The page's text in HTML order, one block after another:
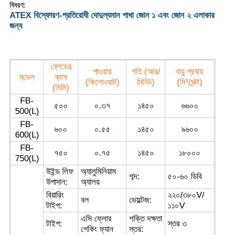
বিবরণ:
ATEX বিস্ফোরণ-প্রতিরোধী দোদুল্যমান পাখা জোন ১ এবং জোন ২ এলাকার
জন্য
মডেল
ব্লেডের
ব্যাস
(মিমি)
পাওয়ার
(কিলোওয়াট)
গতি (আর/
মিনিট)
বায়ু প্রবাহ
(মি³/ঘন্টা)
FB-
500(L)
৫০০ ০.৩৭ ১৪৫০
৬৬০০
FB-
600(L)
৬০০ ০.৫৫ ১৪৫০
৯৬০০
FB-
750(L)
৭৫০ ০.৭৫ ১৪৫০ ১৮০০০
উইন্ড লিফ
উপাদান:
অ্যালুমিনিয়াম
অ্যালয়
শব্দ:
৫০-৬০ ডিবি
বিয়ারিং
টাইপ:
বল ভোল্টেজ:
২২০/৩৮০V/
১১০V
টাইপ:
এসি ফ্লোর
শেকিং ফ্যান
শক্তি দক্ষতা
স্তর:
স্তর ৩